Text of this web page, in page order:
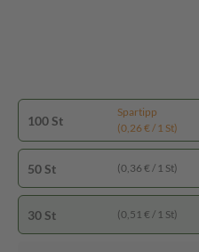
100 St
Spartipp
(0,26 € / 1 St)
50 St (0,36 € / 1 St)
30 St (0,51 € / 1 St)